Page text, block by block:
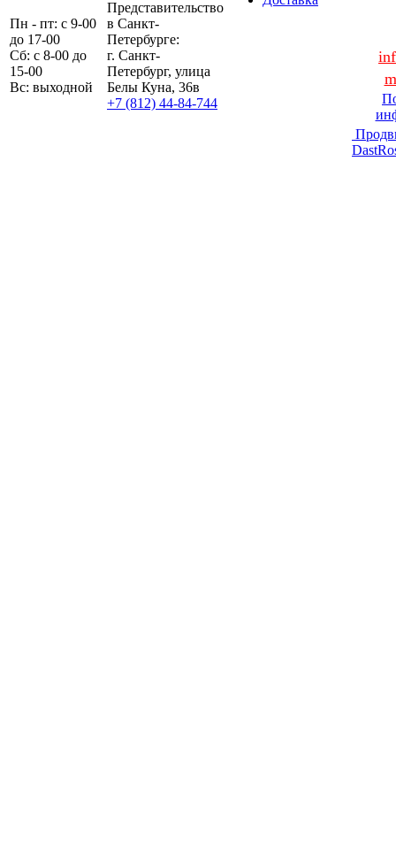
Пн - пт: с 9-00
до 17-00
Сб: с 8-00 до
15-00
Вс: выходной
Представительство
в Санкт-
Петербурге:
г. Санкт-
Петербург, улица
Белы Куна, 36в
+7 (812) 44-84-744